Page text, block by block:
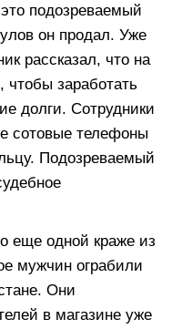
подозреваемый
он продал. Уже
рассказал, что на
чтобы заработать
долги. Сотрудники
сотовые телефоны
Подозреваемый
еще одной краже из
мужчин ограбили
Они
в магазине уже